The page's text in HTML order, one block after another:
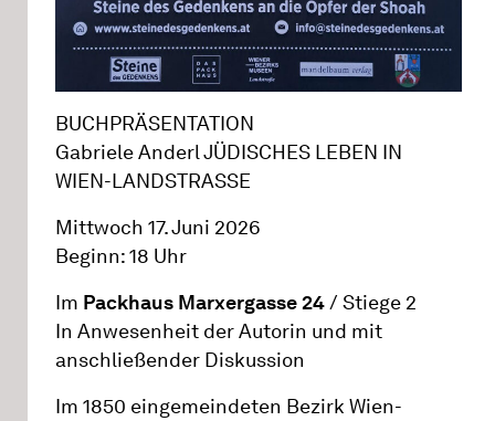
BUCHPRÄSENTATION
Gabriele Anderl JÜDISCHES LEBEN IN
WIEN-LANDSTRASSE
Mittwoch 17. Juni 2026
Beginn: 18 Uhr
Im Packhaus Marxergasse 24/ Stiege 2
In Anwesenheit der Autorin und mit
anschließender Diskussion
Im 1850 eingemeindeten Bezirk Wien-